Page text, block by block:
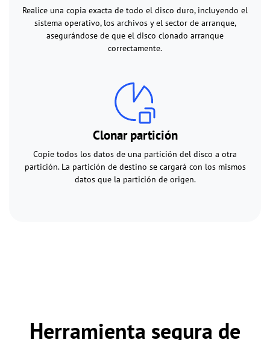
Realice una copia exacta de todo el disco duro, incluyendo el
sistema operativo, los archivos y el sector de arranque,
asegurándose de que el disco clonado arranque
correctamente.
Clonar partición
Copie todos los datos de una partición del disco a otra
partición. La partición de destino se cargará con los mismos
datos que la partición de origen.
Herramienta segura de